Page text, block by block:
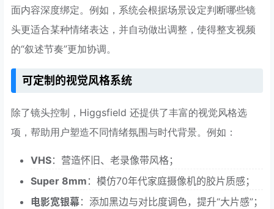
面内容深度绑定。例如，系统会根据场景设定判断哪些镜
头更适合某种情绪表达，并自动做出调整，使得整支视频
的“叙述节奏”更加协调。
可定制的视觉风格系统
除了镜头控制，Higgsfield 还提供了丰富的视觉风格选
项，帮助用户塑造不同情绪氛围与时代背景。例如：
VHS：营造怀旧、老录像带风格；
Super 8mm ：模仿70年代家庭摄像机的胶片质感；
电影宽银幕：添加黑边与对比度调色，提升“大片感”；